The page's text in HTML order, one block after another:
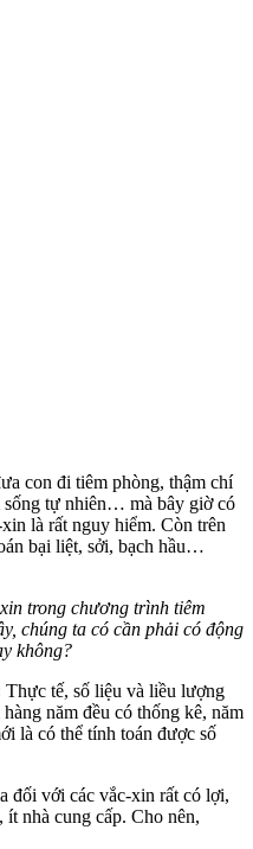
con đi tiêm phòng, thậm chí
sống tự nhiên… mà bây giờ có
là rất nguy hiểm. Còn trên
bại liệt, sởi, bạch hầu…
trong chương trình tiêm
chúng ta có cần phải có động
không?
Thực tế, số liệu và liều lượng
năm đều có thống kê, năm
là có thể tính toán được số
đối với các vắc-xin rất có lợi,
nhà cung cấp. Cho nên,